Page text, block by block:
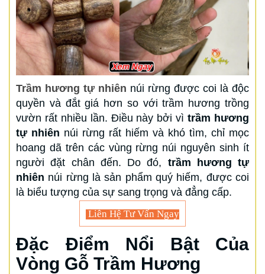
Trầm hương tự nhiên núi rừng được coi là độc
quyền và đắt giá hơn so với trầm hương trồng
vườn rất nhiều lần. Điều này bởi vì trầm hương
tự nhiên núi rừng rất hiếm và khó tìm, chỉ mọc
hoang dã trên các vùng rừng núi nguyên sinh ít
người đặt chân đến. Do đó, trầm hương tự
nhiên núi rừng là sản phẩm quý hiếm, được coi
là biểu tượng của sự sang trọng và đẳng cấp.
Liên Hệ Tư Vấn Ngay
Đặc Điểm Nổi Bật Của
Vòng Gỗ Trầm Hương